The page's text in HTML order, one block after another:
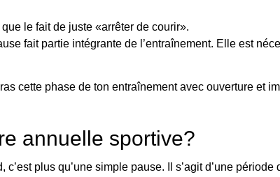
le fait de juste «arrêter de courir».
fait partie intégrante de l’entraînement. Elle est
cette phase de ton entraînement avec ouverture et
annuelle sportive?
plus qu’une simple pause. Il s’agit d’une période